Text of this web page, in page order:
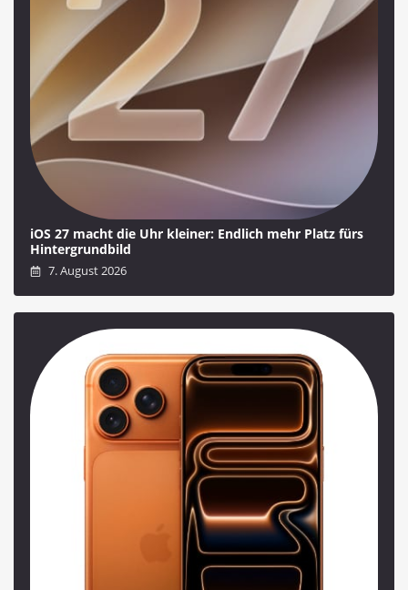
iOS 27 macht die Uhr kleiner: Endlich mehr Platz fürs
Hintergrundbild
7. August 2026